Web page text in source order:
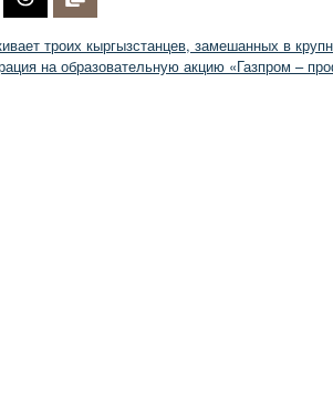
троих кыргызстанцев, замешанных в
на образовательную акцию «Газпром –